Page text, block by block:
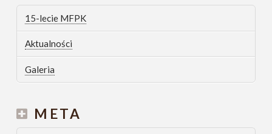
15-lecie MFPK
Aktualności
Galeria
META